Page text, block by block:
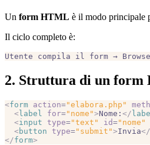
Un form HTML è il modo principale
Il ciclo completo è:
Utente compila il form →
2. Struttura di un form
<form action="elabora.php"
  <
label for="nome">Nome: </
  <
input type="text" id="nome"
  <
button type="submit">Invia</
</form>